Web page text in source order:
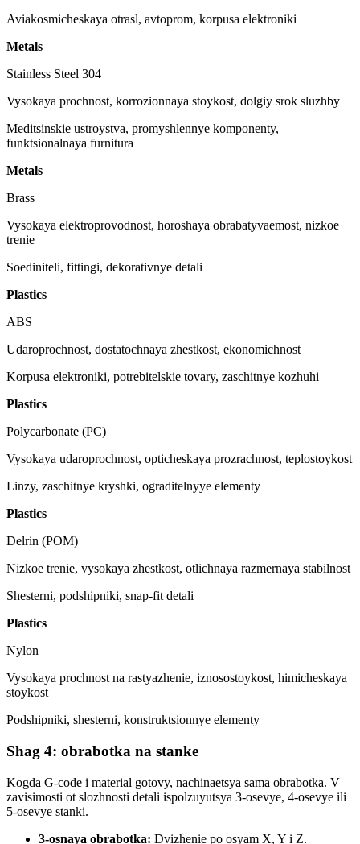
Aviakosmicheskaya otrasl, avtoprom, korpusa elektroniki
Metals
Stainless Steel 304
Vysokaya prochnost, korrozionnaya stoykost, dolgiy srok sluzhby
Meditsinskie ustroystva, promyshlennye komponenty,
funktsionalnaya furnitura
Metals
Brass
Vysokaya elektroprovodnost, horoshaya obrabatyvaemost, nizkoe
trenie
Soediniteli, fittingi, dekorativnye detali
Plastics
ABS
Udaroprochnost, dostatochnaya zhestkost, ekonomichnost
Korpusa elektroniki, potrebitelskie tovary, zaschitnye kozhuhi
Plastics
Polycarbonate (PC)
Vysokaya udaroprochnost, opticheskaya prozrachnost, teplostoykost
Linzy, zaschitnye kryshki, ograditelnyye elementy
Plastics
Delrin (POM)
Nizkoe trenie, vysokaya zhestkost, otlichnaya razmernaya stabilnost
Shesterni, podshipniki, snap-fit detali
Plastics
Nylon
Vysokaya prochnost na rastyazhenie, iznosostoykost, himicheskaya
stoykost
Podshipniki, shesterni, konstruktsionnye elementy
Shag 4: obrabotka na stanke
Kogda G-code i material gotovy, nachinaetsya sama obrabotka. V
zavisimosti ot slozhnosti detali ispolzuyutsya 3-osevye, 4-osevye ili
5-osevye stanki.
3-osnaya obrabotka: Dvizhenie po osyam X, Y i Z.